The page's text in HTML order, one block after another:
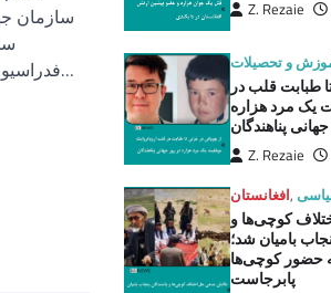
سازمان
فدراسیون ملی کلیستنیکس و ورزش‌های…
Z. Rezaie
و تحصیلات
طبابت قلب در
یک مرد هزاره
پناهندگان
Z. Rezaie
افغانستان,
کوچی‌ها و
بامیان شد؛
حضور کوچی‌ها
پابرجاست